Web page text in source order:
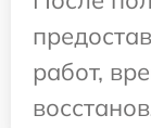
работ,